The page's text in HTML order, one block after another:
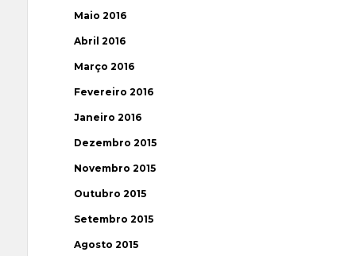
Maio 2016
Abril 2016
Março 2016
Fevereiro 2016
Janeiro 2016
Dezembro 2015
Novembro 2015
Outubro 2015
Setembro 2015
Agosto 2015